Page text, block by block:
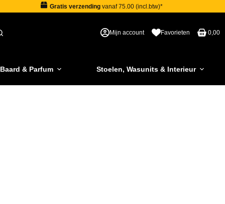
Gratis verzendingvanaf 75.00 (incl.btw)*
Mijn account Favorieten 0,00
& Parfum Stoelen, Wasunits & Interieur